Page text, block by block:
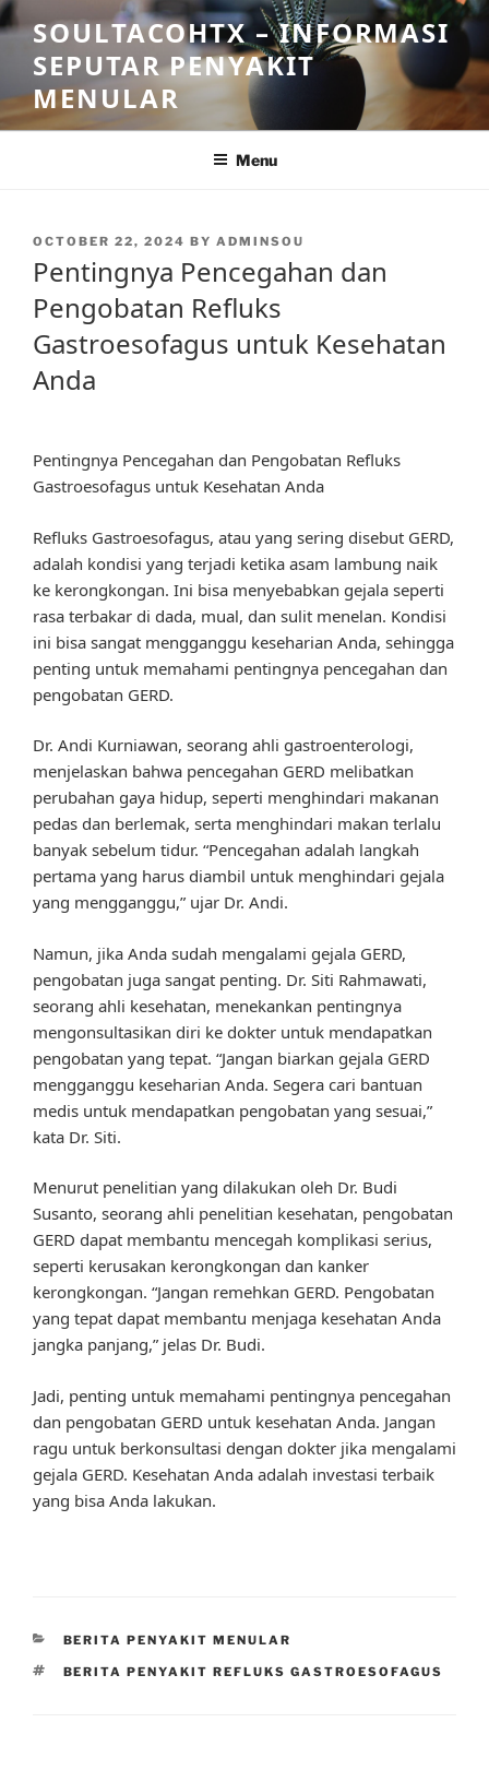
Skip
to
content
SOULTACOHTX – INFORMASI
SEPUTAR PENYAKIT
MENULAR
Menu
POSTED
OCTOBER 22, 2024 BY ADMINSOU
Pentingnya Pencegahan dan
Pengobatan Refluks
Gastroesofagus untuk Kesehatan
Anda
Pentingnya Pencegahan dan Pengobatan Refluks
Gastroesofagus untuk Kesehatan Anda
Refluks Gastroesofagus, atau yang sering disebut GERD,
adalah kondisi yang terjadi ketika asam lambung naik
ke kerongkongan. Ini bisa menyebabkan gejala seperti
rasa terbakar di dada, mual, dan sulit menelan. Kondisi
ini bisa sangat mengganggu keseharian Anda, sehingga
penting untuk memahami pentingnya pencegahan dan
pengobatan GERD.
Dr. Andi Kurniawan, seorang ahli gastroenterologi,
menjelaskan bahwa pencegahan GERD melibatkan
perubahan gaya hidup, seperti menghindari makanan
pedas dan berlemak, serta menghindari makan terlalu
banyak sebelum tidur. “Pencegahan adalah langkah
pertama yang harus diambil untuk menghindari gejala
yang mengganggu,” ujar Dr. Andi.
Namun, jika Anda sudah mengalami gejala GERD,
pengobatan juga sangat penting. Dr. Siti Rahmawati,
seorang ahli kesehatan, menekankan pentingnya
mengonsultasikan diri ke dokter untuk mendapatkan
pengobatan yang tepat. “Jangan biarkan gejala GERD
mengganggu keseharian Anda. Segera cari bantuan
medis untuk mendapatkan pengobatan yang sesuai,”
kata Dr. Siti.
Menurut penelitian yang dilakukan oleh Dr. Budi
Susanto, seorang ahli penelitian kesehatan, pengobatan
GERD dapat membantu mencegah komplikasi serius,
seperti kerusakan kerongkongan dan kanker
kerongkongan. “Jangan remehkan GERD. Pengobatan
yang tepat dapat membantu menjaga kesehatan Anda
jangka panjang,” jelas Dr. Budi.
Jadi, penting untuk memahami pentingnya pencegahan
dan pengobatan GERD untuk kesehatan Anda. Jangan
ragu untuk berkonsultasi dengan dokter jika mengalami
gejala GERD. Kesehatan Anda adalah investasi terbaik
yang bisa Anda lakukan.
CATEGORIES
BERITA PENYAKIT MENULAR
TAGS
BERITA PENYAKIT REFLUKS GASTROESOFAGUS